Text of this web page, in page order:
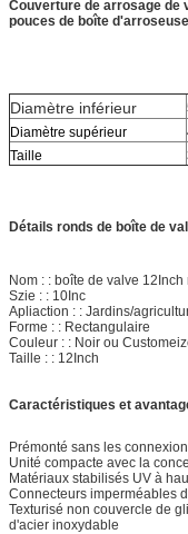
Couverture de arrosage de
pouces de boîte
Diamètre inférieur
Diamètre supérieur
Taille
Détails ronds de boîte de
Nom : : boîte de valve
Szie : : 10Inc
Apliaction : : Jardins/
Forme : : Rectangulaire
Couleur : : Noir ou
Taille : : 12Inch
Caractéristiques et
Prémonté sans les
Unité compacte avec la
Matériaux stabilisés UV à
Connecteurs imperméables
Texturisé non couvercle de
d'acier inoxydable